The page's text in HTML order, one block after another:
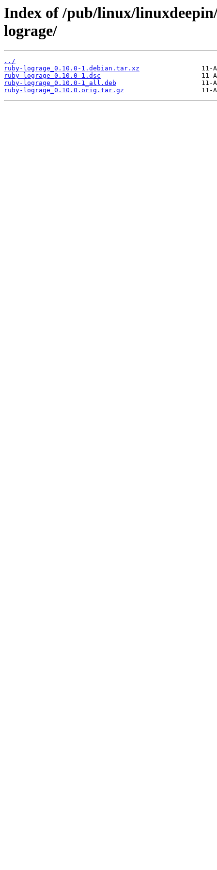
Index of /pub/linux/
lograge/
../
ruby-lograge_0.10.0-1.debian.tar.xz
ruby-lograge_0.10.0-1.dsc
ruby-lograge_0.10.0-1_all.deb
ruby-lograge_0.10.0.orig.tar.gz